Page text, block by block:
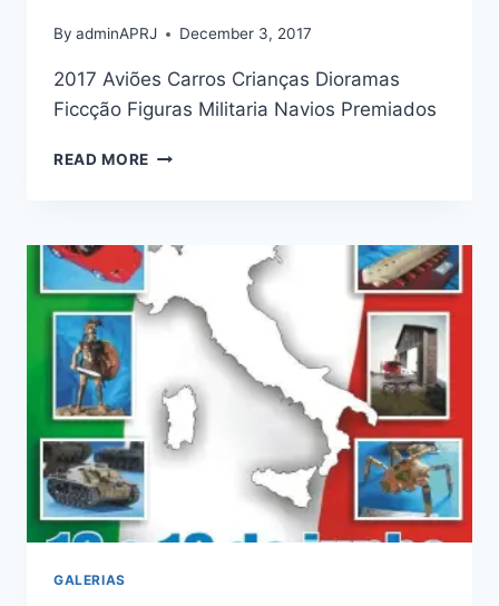
By adminAPRJ December 3, 2017
2017 Aviões Carros Crianças Dioramas
Ficcção Figuras Militaria Navios Premiados
READ MORE IX
DE
PLASTIMODELISMO
TIJUCA
TÊNIS
APRJ
GALERIAS